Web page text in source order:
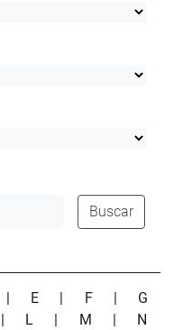
Buscar
| E | F | G
| L | M | N